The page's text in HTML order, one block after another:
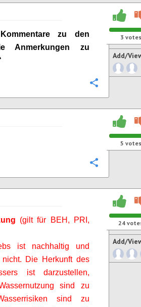
zu den
Anmerkungen zu
3 votes
Add/
5 votes
(gilt für BEH, PRI,
ist nachhaltig und
nicht. Die Herkunft des
ist darzustellen,
sind zu
sind zu
24
Add/